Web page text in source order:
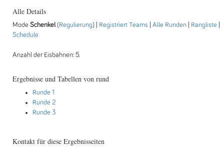
Alle Details
Mode Schenkel(Regulierung) | Registriert Teams Alle Runden Rangliste
Schedule
Anzahl der Eisbahnen: 5.
Ergebnisse und Tabellen von rund
Runde 1
Runde 2
Runde 3
Kontakt für diese Ergebnisseiten